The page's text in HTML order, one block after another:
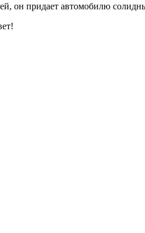
он придает автомобилю